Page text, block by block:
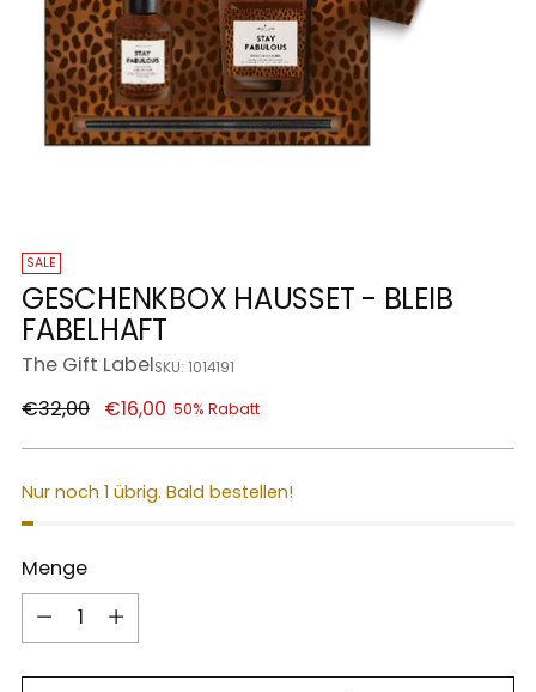
SALE
GESCHENKBOX HAUSSET - BLEIB
FABELHAFT
The Gift LabelSKU: 1014191
Regulärer
€32,00 €16,00 50% Rabatt
Nur noch 1 übrig. Bald bestellen!
Menge
Menge